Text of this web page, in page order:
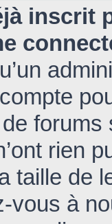
inscrit
rien
taille de
vous à